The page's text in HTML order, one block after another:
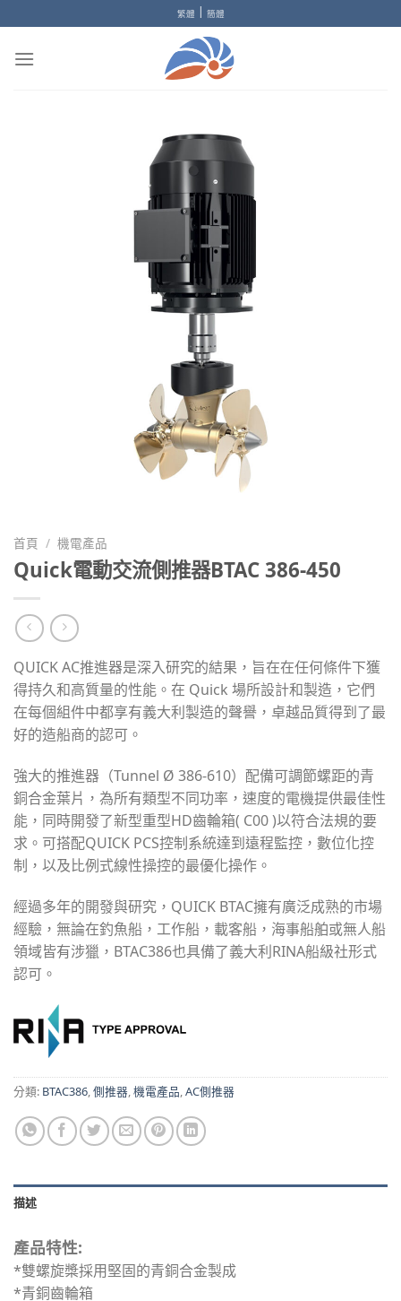
to
content
繁體 | 簡體
首頁 / 機電產品
Quick電動交流側推器BTAC 386-450
QUICK AC推進器是深入研究的結果，旨在在任何條件下獲
得持久和高質量的性能。在 Quick 場所設計和製造，它們
在每個組件中都享有義大利製造的聲譽，卓越品質得到了最
好的造船商的認可。
強大的推進器（Tunnel Ø 386-610）配備可調節螺距的青
銅合金葉片，為所有類型不同功率，速度的電機提供最佳性
能，同時開發了新型重型HD齒輪箱( C00 )以符合法規的要
求。可搭配QUICK PCS控制系統達到遠程監控，數位化控
制，以及比例式線性操控的最優化操作。
經過多年的開發與研究，QUICK BTAC擁有廣泛成熟的市場
經驗，無論在釣魚船，工作船，載客船，海事船舶或無人船
領域皆有涉獵，BTAC386也具備了義大利RINA船級社形式
認可。
分類: BTAC386,側推器,機電產品,AC側推器
描述
產品特性:
*雙螺旋槳採用堅固的青銅合金製成
*青銅齒輪箱